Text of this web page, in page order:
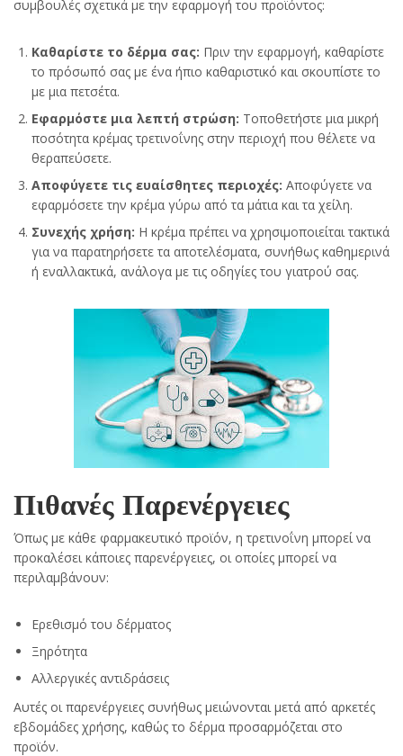
συμβουλές σχετικά με την εφαρμογή του προϊόντος:
Καθαρίστε το δέρμα σας: Πριν την εφαρμογή, καθαρίστε
το πρόσωπό σας με ένα ήπιο καθαριστικό και σκουπίστε το
με μια πετσέτα.
Εφαρμόστε μια λεπτή στρώση: Τοποθετήστε μια μικρή
ποσότητα κρέμας τρετινοΐνης στην περιοχή που θέλετε να
θεραπεύσετε.
Αποφύγετε τις ευαίσθητες περιοχές: Αποφύγετε να
εφαρμόσετε την κρέμα γύρω από τα μάτια και τα χείλη.
Συνεχής χρήση: Η κρέμα πρέπει να χρησιμοποιείται τακτικά
για να παρατηρήσετε τα αποτελέσματα, συνήθως καθημερινά
ή εναλλακτικά, ανάλογα με τις οδηγίες του γιατρού σας.
Πιθανές Παρενέργειες
Όπως με κάθε φαρμακευτικό προϊόν, η τρετινοΐνη μπορεί να
προκαλέσει κάποιες παρενέργειες, οι οποίες μπορεί να
περιλαμβάνουν:
Ερεθισμό του δέρματος
Ξηρότητα
Αλλεργικές αντιδράσεις
Αυτές οι παρενέργειες συνήθως μειώνονται μετά από αρκετές
εβδομάδες χρήσης, καθώς το δέρμα προσαρμόζεται στο
προϊόν.